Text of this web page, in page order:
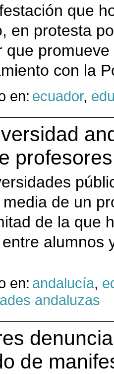
que
en protesta
que
con la
en: ecuador,
de un
de la que
alumnos
en: andalucía,
andaluzas
de